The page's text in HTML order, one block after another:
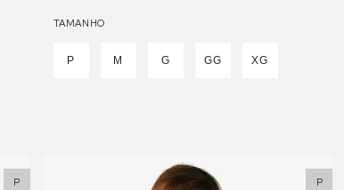
TAMANHO
P M G GG XG
P P